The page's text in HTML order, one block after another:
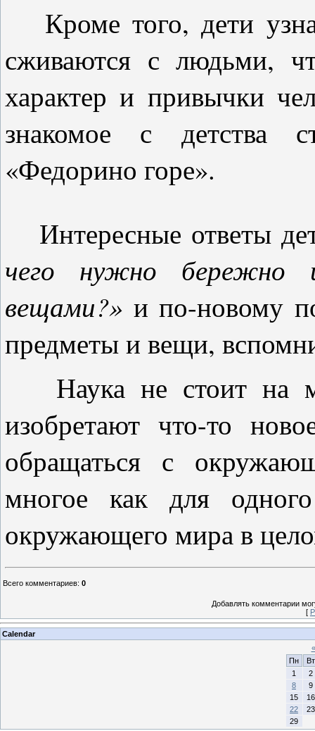
Кроме того, дети
сживаются с людьми,
характер и привычки
знакомое с детства
«Федорино горе».
Интересные ответы
чего нужно бережно
вещами?» и по-новому
предметы и вещи,
Наука не стоит на
изобретают что-то
обращаться с
многое как для
окружающего мира в
Всего комментариев: 0
Добавлять комментарии
[
Calendar
«
Пн
Вт
1
2
8
9
15
16
22
23
29